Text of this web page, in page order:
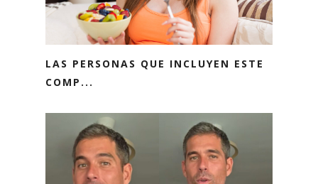
LAS PERSONAS QUE INCLUYEN ESTE
COMP...